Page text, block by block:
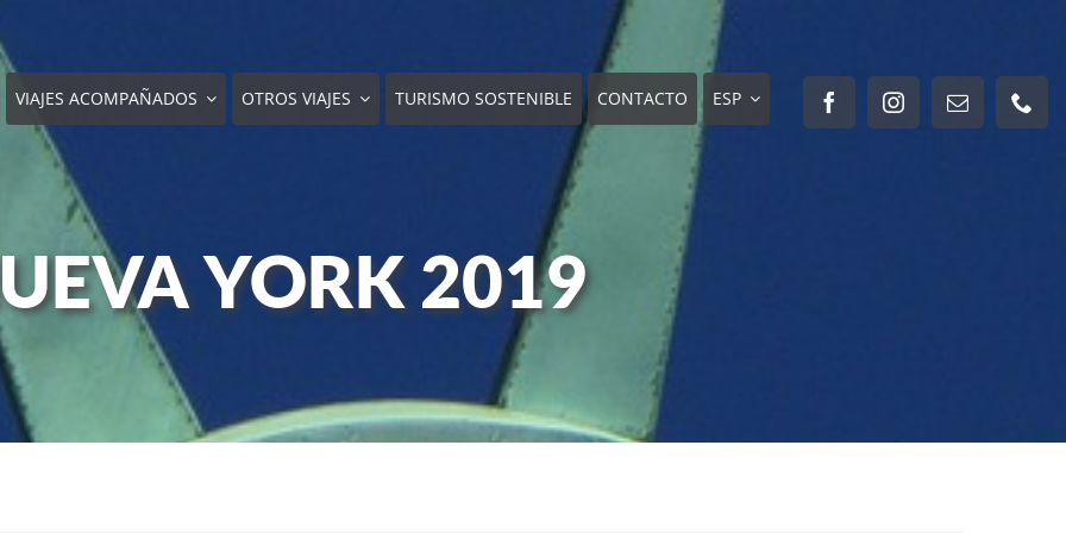
VIAJES ACOMPAÑADOS OTROS VIAJES TURISMO SOSTENIBLE CONTACTO ESP
YORK 2019